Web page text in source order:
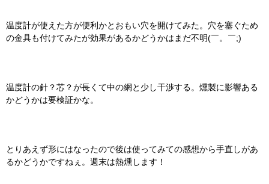
温度計が使えた方が便利かとおもい穴を開けてみた。穴を塞ぐため
の金具も付けてみたが効果があるかどうかはまだ不明(￣。￣;)
温度計の針？芯？が長くて中の網と少し干渉する。燻製に影響ある
かどうかは要検証かな。
とりあえず形にはなったので後は使ってみての感想から手直しがあ
るかどうかですねぇ。週末は熱燻します！